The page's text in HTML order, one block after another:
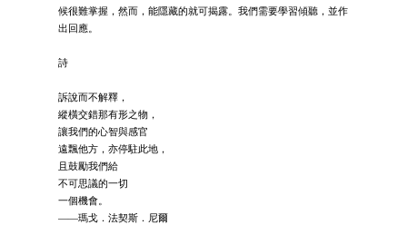
候很難掌握，然而，能隱藏的就可揭露。我們需要學習傾聽，並作
出回應。
詩
訴說而不解釋，
縱橫交錯那有形之物，
讓我們的心智與感官
遠飄他方，亦停駐此地，
且鼓勵我們給
不可思議的一切
一個機會。
——瑪戈．法契斯．尼爾